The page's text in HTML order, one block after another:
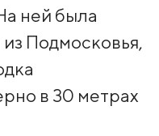
ней была
из Подмосковья,
в 30 метрах